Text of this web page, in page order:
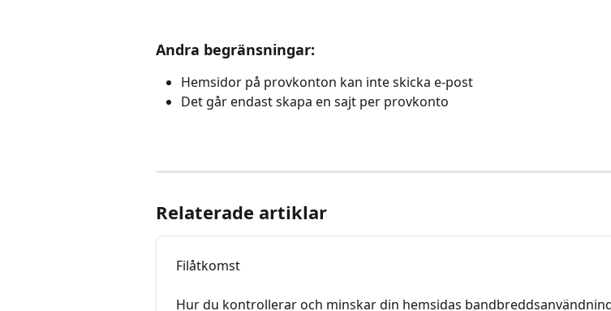
Andra begränsningar:
Hemsidor på provkonton kan inte skicka e-post
Det går endast skapa en sajt per provkonto
Relaterade artiklar
Filåtkomst
Hur du kontrollerar och minskar din hemsidas